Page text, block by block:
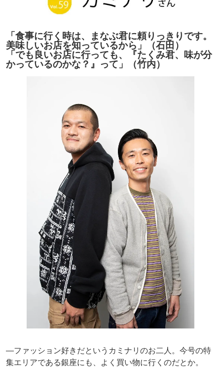
「食事に行く時は、まなぶ君に頼りっきりです。
美味しいお店を知っているから」（石田）
「でも良いお店に行っても、『たくみ君、味が分
かっているのかな？』って」（竹内）
―ファッション好きだというカミナリのお二人。今号の特
集エリアである銀座にも、よく買い物に行くのだとか。